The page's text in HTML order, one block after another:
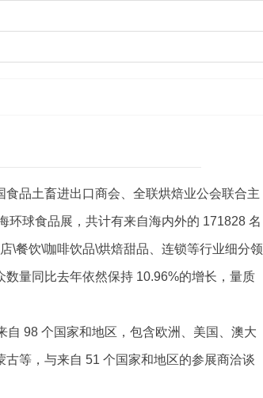
品土畜进出口商会、全联烘焙业公会联合主
环球食品展，共计有来自海内外的 171828 名
\餐饮\咖啡饮品\烘焙甜品、连锁等行业细分领
量同比去年依然保持 10.96%的增长，量质
98 个国家和地区，包含欧洲、美国、澳大
等，与来自 51 个国家和地区的参展商洽谈